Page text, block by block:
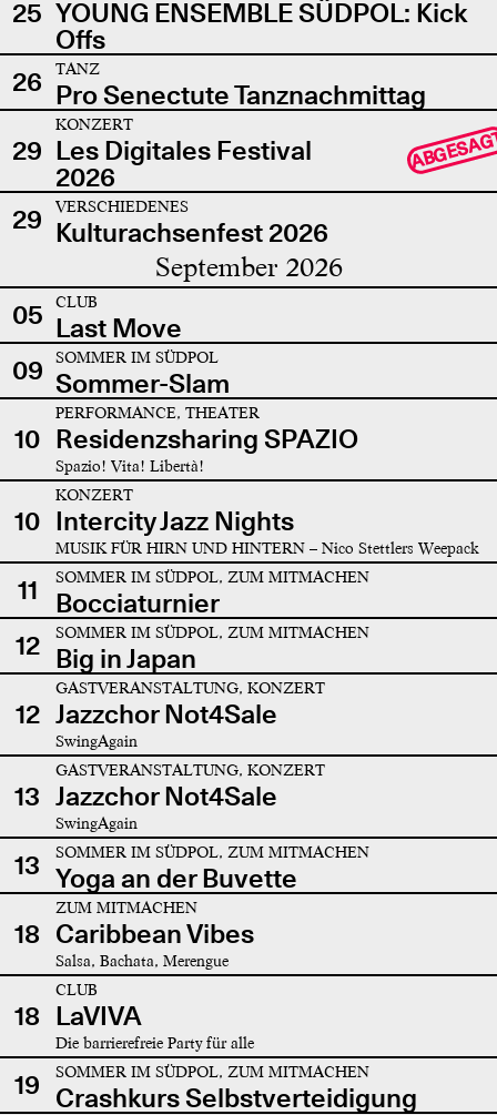
25 YOUNG ENSEMBLE SÜDPOL: Kick
Offs
26
TANZ
Pro Senectute Tanznachmittag
29
KONZERT
Les Digitales Festival
2026
29 VERSCHIEDENES
Kulturachsenfest 2026
September 2026
05 CLUB
Last Move
09
SOMMER IM SÜDPOL
Sommer-Slam
10
PERFORMANCE, THEATER
Residenzsharing SPAZIO
Spazio! Vita! Libertà!
10
KONZERT
Intercity Jazz Nights
MUSIK FÜR HIRN UND HINTERN – Nico Stettlers Weepack
11 SOMMER IM SÜDPOL, ZUM MITMACHEN
Bocciaturnier
12
SOMMER IM SÜDPOL, ZUM MITMACHEN
Big in Japan
12
GASTVERANSTALTUNG, KONZERT
Jazzchor Not4Sale
SwingAgain
13
GASTVERANSTALTUNG, KONZERT
Jazzchor Not4Sale
SwingAgain
13 SOMMER IM SÜDPOL, ZUM MITMACHEN
Yoga an der Buvette
18
ZUM MITMACHEN
Caribbean Vibes
Salsa, Bachata, Merengue
18
CLUB
LaVIVA
Die barrierefreie Party für alle
19 SOMMER IM SÜDPOL, ZUM MITMACHEN
Crashkurs Selbstverteidigung